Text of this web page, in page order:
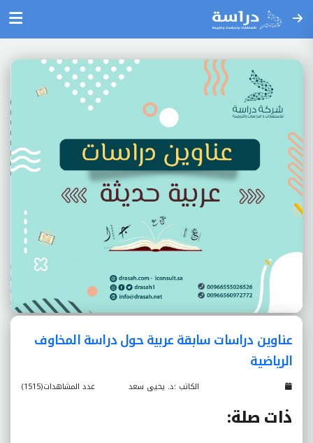
عناوين دراسات سابقة عربية حول دراسة المخاوف
الرياضية
عدد المشاهدات(1515) الكاتب :د. يحيى سعد
ذات صلة: